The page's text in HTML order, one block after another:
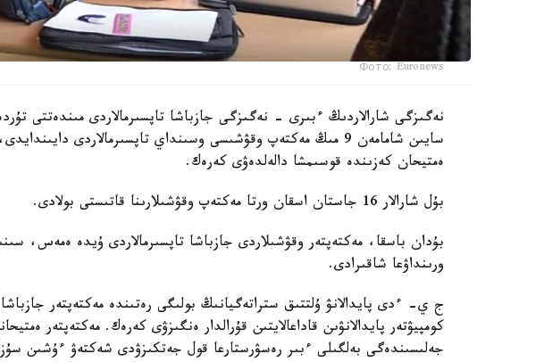
Фото: Euronews
نەگىزگى شارالاردىڭ ءبىرى - نەگىزگى جازباشا تاپسىرمالاردى مىندەتتى
سايىن شامامەن 9 مىڭ مەكتەپ وقۋشىسى وسىنداي تاپسىرمالاردى
ەمتيحان كەزىندە قوسىمشا دالەلدەۋى كەرەك.
بۇل شارالار 16 جاستان اسقان ورتا مەكتەپ وقۋشىلارىنا قاتىستى بولادى.
بۇدان باسقا، مەكتەپتەر وقۋشىلاردى جازباشا تاپسىرمالاردى ۇيدە ەمەس،
ورىنداۋعا شاقىرادى.
ج ي- ءدى پايدالانۋ ۇلتتىق ستراتەگيانىڭ بولىگى رەتىندە مەكتەپتەر
كومپيۋتەر پايدالانۋىن قاداعالايتىن قۇرالدار ەنگىزۋى كەرەك. مەكتەپتەر
جەلىسىندەگى بەلگىلى ءبىر رەسۋرستارعا قول جەتكىزۋدى شەكتەۋ ءۇشىن